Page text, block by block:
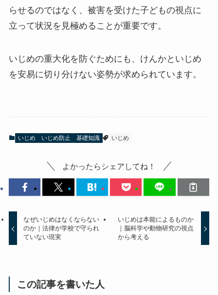
らせるのではなく、被害を受けた子どもの視点に
立って状況を見極めることが重要です。
いじめの重大化を防ぐためにも、けんかといじめ
を安易に切り分けない姿勢が求められています。
いじめ いじめ防止 基礎知識 いじめ
よかったらシェアしてね！
なぜいじめはなくならない
のか｜法律が学校で守られ
ていない現実
いじめは本能によるものか
｜脳科学や動物研究の視点
から考える
この記事を書いた人